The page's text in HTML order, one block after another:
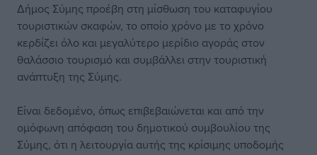
Δήμος Σύμης προέβη στη μίσθωση του καταφυγίου
τουριστικών σκαφών, το οποίο χρόνο με το χρόνο
κερδίζει όλο και μεγαλύτερο μερίδιο αγοράς στον
θαλάσσιο τουρισμό και συμβάλλει στην τουριστική
ανάπτυξη της Σύμης.
Είναι δεδομένο, όπως επιβεβαιώνεται και από την
ομόφωνη απόφαση του δημοτικού συμβουλίου της
Σύμης, ότι η λειτουργία αυτής της κρίσιμης υποδομής